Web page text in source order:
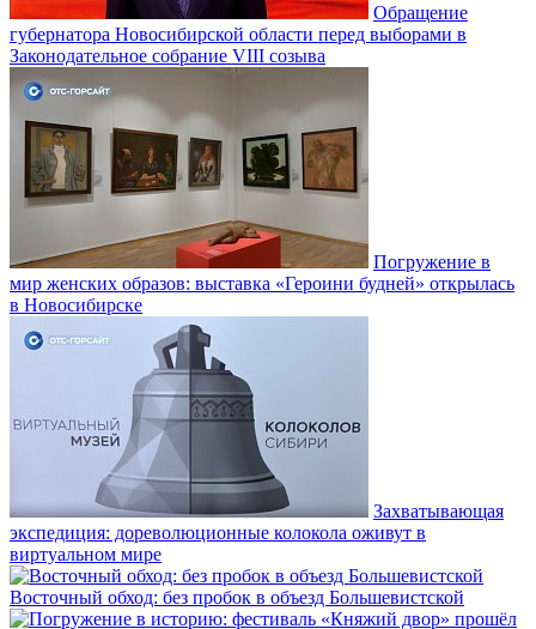
Обращение
губернатора Новосибирской области перед выборами в
Законодательное собрание VIII созыва
Погружение в
мир женских образов: выставка «Героини будней» открылась
в Новосибирске
Захватывающая
экспедиция: дореволюционные колокола оживут в
виртуальном мире
Восточный обход: без пробок в объезд Большевистской